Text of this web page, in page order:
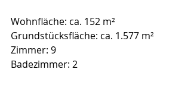
Wohnfläche: ca. 152 m²
Grundstücksfläche: ca. 1.577 m²
Zimmer: 9
Badezimmer: 2